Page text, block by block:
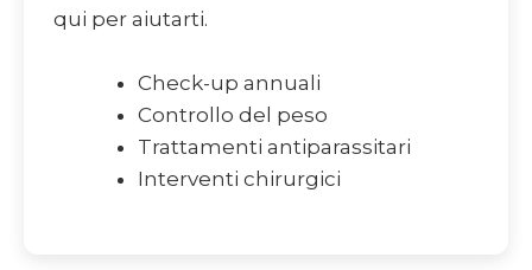
qui per aiutarti.
Check-up annuali
Controllo del peso
Trattamenti antiparassitari
Interventi chirurgici